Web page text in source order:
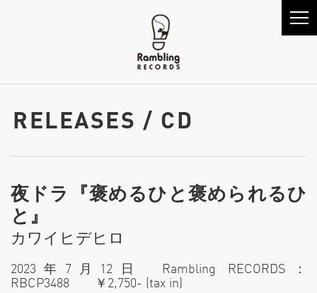
RELEASES / CD
夜ドラ『褒めるひと褒められるひ
と』
カワイヒデヒロ
2023年7月12日 Rambling RECORDS：
RBCP3488 ￥2,750- (tax in)